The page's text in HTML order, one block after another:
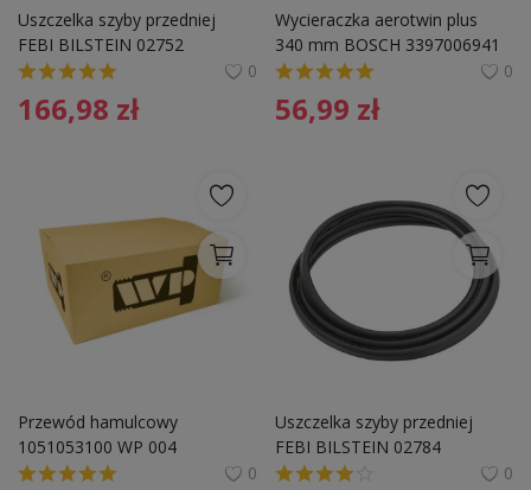
Uszczelka szyby przedniej
FEBI BILSTEIN 02752
1086700239
0
166,98 zł
Wycieraczka aerotwin plus
340 mm BOSCH 3397006941
R35
0
56,99 zł
Przewód hamulcowy
1051053100 WP 004
0
Uszczelka szyby przedniej
FEBI BILSTEIN 02784
191845121
0